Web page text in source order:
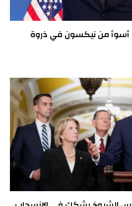
أسوأ من نيكسون في ذروة